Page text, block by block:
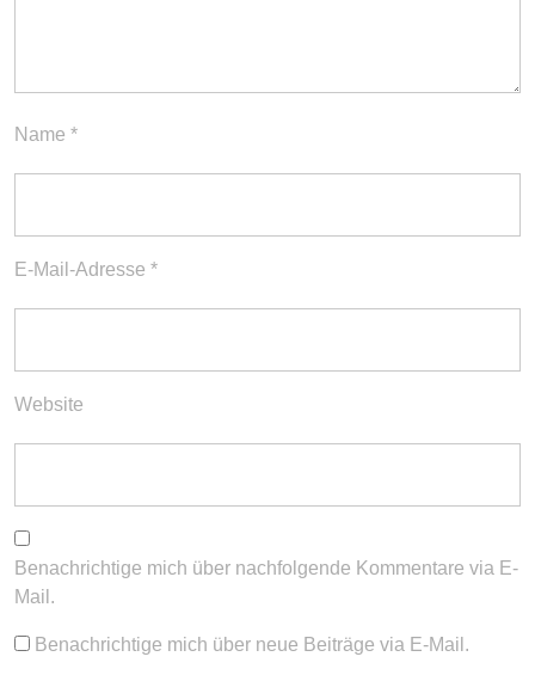
Name *
E-Mail-Adresse *
Website
Benachrichtige mich über nachfolgende Kommentare via E-
Mail.
Benachrichtige mich über neue Beiträge via E-Mail.